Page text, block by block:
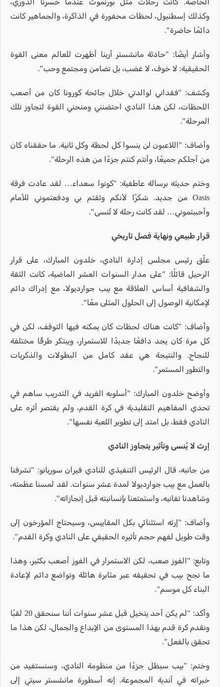
وكذلك إسطنبول، لحظات محفورة في الذاكرة، والجماهير كانت
دائمًا حاضرة".
وأشار أيضًا: "حادثة مانشستر أرينا أظهرت للعالم معنى القوة
الحقيقية: لا خوف، لا غضب، بل تضامن ومجتمع وحب".
وكشف: "فقداني لوالدتي خلال جائحة كورونا كان من أصعب
اللحظات، لكن هذا النادي احتضنني ومنحني القوة لتجاوز تلك
المرحلة".
وأضاف: "اللاعبون لن ينسوا كل لحظة وكل ثانية. ما حققناه كان
من أجلكم جميعًا، وأنتم كنتم جزءًا من هذه الرحلة".
وختم حديثه برسالة عاطفية: "كونوا سعداء… لقد عادت فرقة
Oasis من جديد. شكرًا لأنكم وثقتم بي ودفعتموني للأمام
وأحببتموني… لقد كانت رحلة لا تُنسى".
قرار طبيعي ونهاية فصل تاريخي
علّق رئيس مجلس إدارة النادي، خلدون المبارك، على قرار
الرحيل قائلًا: "على مدار السنوات العشر الماضية، كانت الثقة
والشفافية أساس العلاقة مع بيب جوارديولا، مع إدراك دائم
لإمكانية الوصول إلى الحلول المثلى معًا".
وأضاف: "كانت هناك لحظات كان يمكنه فيها التوقف، لكن في
كل مرة كان يجد دافعًا جديدًا للاستمرار، ويبتكر طرقًا مختلفة
للنجاح. والنتيجة هي عقد كامل من البطولات والذكريات
والتطور المستمر".
وأوضح خلدون المبارك: "أسلوبه الفريد في التدريب ساهم في
تحدي المفاهيم التقليدية في كرة القدم، ولم يقتصر أثره على
النادي فقط، بل امتد إلى تطوير اللعبة نفسها".
إرث لا يُنسى وتأثير يتجاوز النادي
من جانبه، قال الرئيس التنفيذي للنادي فيران سوريانو: "تشرفنا
بالعمل مع بيب جوارديولا لمدة عشر سنوات. لقد لمسنا عظمته،
وشاهدنا تفانيه، واستمتعنا بإنسانيته قبل إنجازاته".
وأضاف: "إرثه استثنائي بكل المقاييس، وسيحتاج المؤرخون إلى
وقت طويل لفهم حجم تأثيره الحقيقي على النادي وكرة القدم".
وتابع: "الفوز صعب، لكن الاستمرار في الفوز أصعب بكثير، وهذا
ما نجح بيب في تحقيقه عبر مثابرة هائلة وتواضع دائم لإعادة
البناء كل موسم".
وأكد: "لم يكن أحد يتخيل قبل عشر سنوات أننا سنحقق 20 لقبًا
ونقدم كرة قدم بهذا المستوى من الإبداع والجمال، لكن هذا ما
تحقق بالفعل".
وختم: "بيب سيظل جزءًا من منظومة النادي، وسنستفيد من
خبراته في أندية المجموعة. إنه أسطورة مانشستر سيتي إلى